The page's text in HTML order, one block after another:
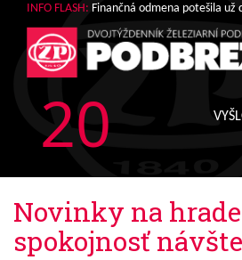
INFO FLASH: Finančná odmena potešila už
20
Novinky na
spokojnosť